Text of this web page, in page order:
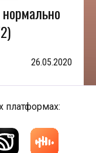
26.05.2020
платформах: